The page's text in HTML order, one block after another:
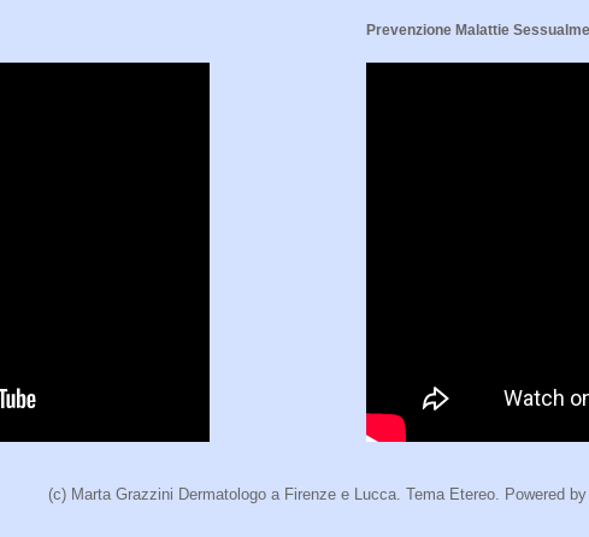
Prevenzione Malattie
(c) Marta Grazzini Dermatologo a Firenze e Lucca. Tema Etereo. Powered by